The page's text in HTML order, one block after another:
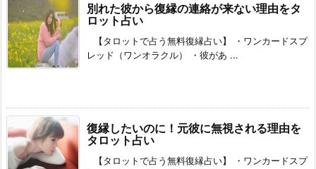
別れた彼から復縁の連絡が来ない理由をタ
ロット占い
【タロットで占う無料復縁占い】 ・ワンカードスプ
レッド（ワンオラクル） ・彼があ ...
復縁したいのに！元彼に無視される理由を
タロット占い
【タロットで占う無料復縁占い】 ・ワンカードスプ